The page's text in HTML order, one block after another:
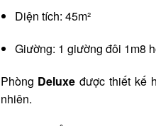
Diện tích: 45m²
Giường: 1 giường đôi 1m8
Phòng Deluxe được thiết kế
nhiên.